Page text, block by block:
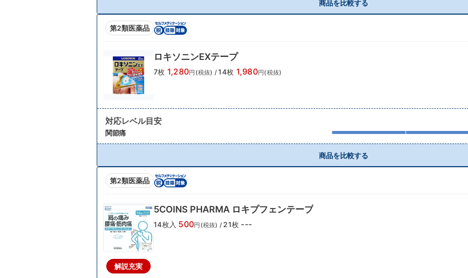
商品を比較する
第2類医薬品
ロキソニンEXテープ
7枚 1,280円(税抜) / 14枚 1,980円(税抜)
対応レベル目安
関節痛
商品を比較する
第2類医薬品
解説充実
5COINS PHARMA ロキプフェンテープ
14枚入 500円(税抜) / 21枚 ---